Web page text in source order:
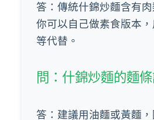
答：傳統什錦炒麵含有
你可以自己做素食版本
等代替。
問：什錦炒麵的麵
答：建議用油麵或黃麵